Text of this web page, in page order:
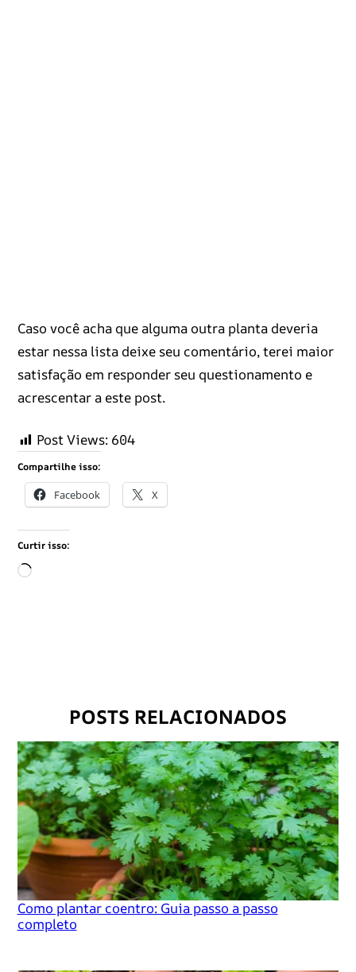
Caso você acha que alguma outra planta deveria
estar nessa lista deixe seu comentário, terei maior
satisfação em responder seu questionamento e
acrescentar a este post.
Post Views: 604
Compartilhe isso:
Facebook X
Curtir isso:
C
d
o
…
POSTS RELACIONADOS
Como plantar coentro: Guia passo a passo
completo